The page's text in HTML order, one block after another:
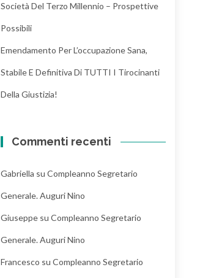
Società Del Terzo Millennio – Prospettive
Possibili
Emendamento Per L’occupazione Sana,
Stabile E Definitiva Di TUTTI I Tirocinanti
Della Giustizia!
Commenti recenti
Gabriella su Compleanno Segretario
Generale. Auguri Nino
Giuseppe su Compleanno Segretario
Generale. Auguri Nino
Francesco su Compleanno Segretario